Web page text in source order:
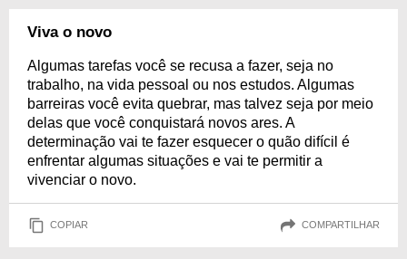
Viva o novo
Algumas tarefas você se recusa a fazer, seja no
trabalho, na vida pessoal ou nos estudos. Algumas
barreiras você evita quebrar, mas talvez seja por meio
delas que você conquistará novos ares. A
determinação vai te fazer esquecer o quão difícil é
enfrentar algumas situações e vai te permitir a
vivenciar o novo.
COPIAR COMPARTILHAR